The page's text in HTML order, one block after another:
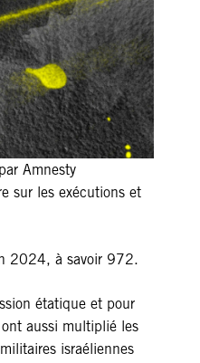
Amnesty
sur les exécutions et
2024, à savoir 972.
étatique et pour
aussi multiplié les
israéliennes